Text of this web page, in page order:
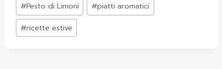
#Pesto di Limoni #piatti aromatici
#ricette estive